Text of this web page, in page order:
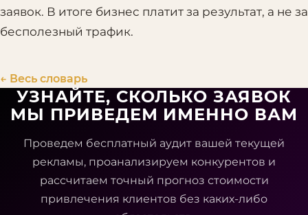
заявок. В итоге бизнес платит за результат, а не за
бесполезный трафик.
← Весь словарь
УЗНАЙТЕ, СКОЛЬКО ЗАЯВОК
МЫ ПРИВЕДЕМ ИМЕННО ВАМ
Проведем бесплатный аудит вашей текущей
рекламы, проанализируем конкурентов и
рассчитаем точный прогноз стоимости
привлечения клиентов без каких-либо